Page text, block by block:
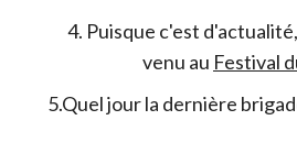
4. Puisque c'est
venu au Festival
5.Quel jour la dernière